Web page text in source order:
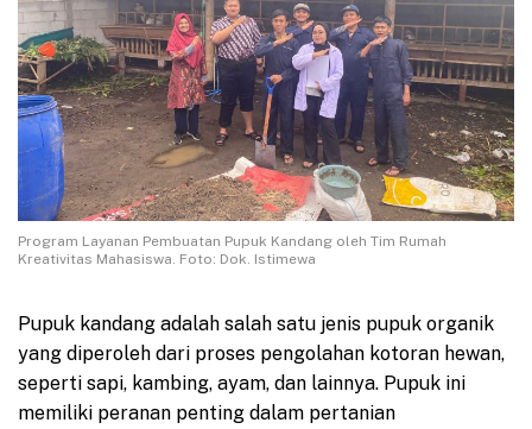
Program Layanan Pembuatan Pupuk Kandang oleh Tim Rumah
Kreativitas Mahasiswa. Foto: Dok. Istimewa
Pupuk kandang adalah salah satu jenis pupuk organik
yang diperoleh dari proses pengolahan kotoran hewan,
seperti sapi, kambing, ayam, dan lainnya. Pupuk ini
memiliki peranan penting dalam pertanian